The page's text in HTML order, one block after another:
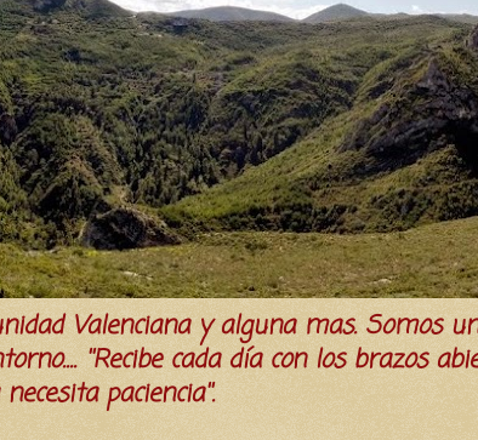
Valenciana y alguna mas. Somos
''Recibe cada día con los brazos
paciencia''.